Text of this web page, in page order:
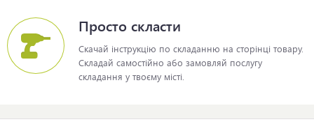
Просто скласти
Скачай інструкцію по складанню на сторінці товару.
Складай самостійно або замовляй послугу
складання у твоєму місті.